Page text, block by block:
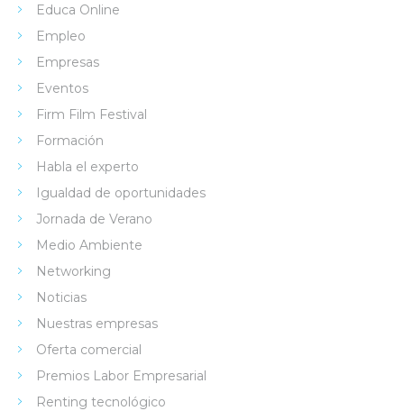
Educa Online
Empleo
Empresas
Eventos
Firm Film Festival
Formación
Habla el experto
Igualdad de oportunidades
Jornada de Verano
Medio Ambiente
Networking
Noticias
Nuestras empresas
Oferta comercial
Premios Labor Empresarial
Renting tecnológico